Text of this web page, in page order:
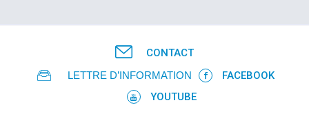
CONTACT
LETTRE D’INFORMATION
FACEBOOK
YOUTUBE